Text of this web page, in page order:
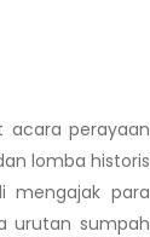
acara perayaan
lomba historis
mengajak para
urutan sumpah